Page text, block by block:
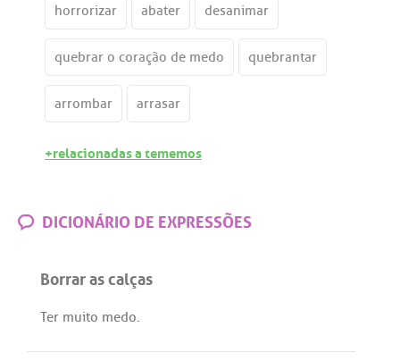
horrorizar abater desanimar
quebrar o coração de medo quebrantar
arrombar arrasar
+relacionadas a tememos
DICIONÁRIO DE EXPRESSÕES
Borrar as calças
Ter muito medo.